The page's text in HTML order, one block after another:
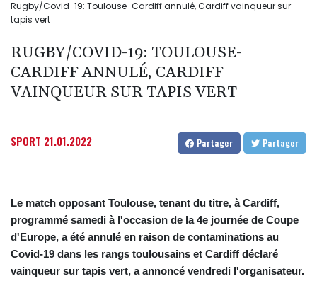
Rugby/Covid-19: Toulouse-Cardiff annulé, Cardiff vainqueur sur
tapis vert
RUGBY/COVID-19: TOULOUSE-
CARDIFF ANNULÉ, CARDIFF
VAINQUEUR SUR TAPIS VERT
SPORT 21.01.2022 Partager Partager
Le match opposant Toulouse, tenant du titre, à Cardiff,
programmé samedi à l'occasion de la 4e journée de Coupe
d'Europe, a été annulé en raison de contaminations au
Covid-19 dans les rangs toulousains et Cardiff déclaré
vainqueur sur tapis vert, a annoncé vendredi l'organisateur.